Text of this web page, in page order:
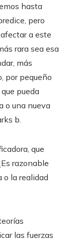
hasta
pero
a este
rara sea esa
más
por pequeño
pueda
o una nueva
b.
que
razonable
o la realidad
las fuerzas